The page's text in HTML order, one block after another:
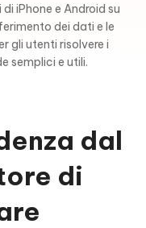
iPhone e Android su
dei dati e le
gli utenti risolvere i
semplici e utili.
dal
di